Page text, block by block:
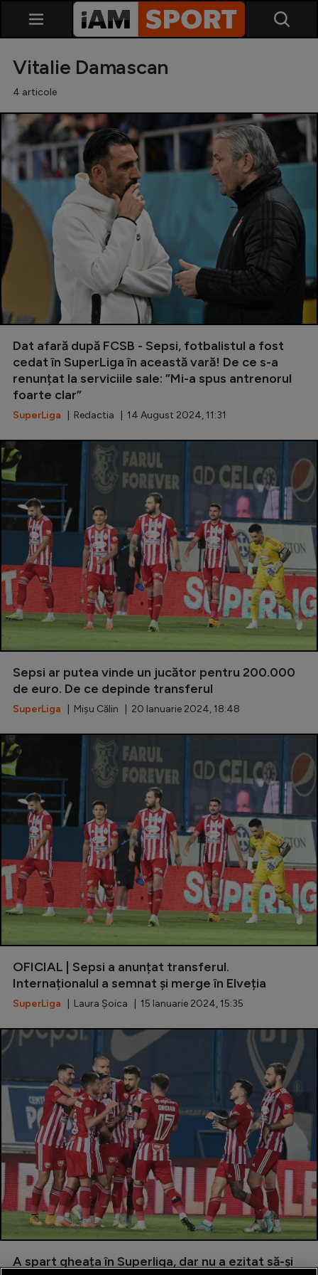
SuperLiga
Liga 2
Cupa României
Echipa Națională
U21
Fotbal feminin
Special
Diverse
Clasamente
Champions League
Europa League
Conference League
CM 2026
Premier League
LaLiga
Bundesliga
Ligue 1
Campionate
Starurile fotbalului
EURO 2024
Stranieri
Clasamente
Tenis
Handbal
Natație
Formula 1
Rugby
Ciclism
Alte sporturi
JO 2024
JO 2026
Vitalie Damascan
4 articole
Dat afară după FCSB - Sepsi, fotbalistul a fost
cedat în SuperLiga în această vară! De ce s-a
renunțat la serviciile sale: ”Mi-a spus antrenorul
foarte clar”
SuperLiga | Redactia | 14 August 2024, 11:31
Sepsi ar putea vinde un jucător pentru 200.000
de euro. De ce depinde transferul
SuperLiga | Mișu Călin | 20 Ianuarie 2024, 18:48
OFICIAL | Sepsi a anunțat transferul.
Internaționalul a semnat și merge în Elveția
SuperLiga | Laura Șoica | 15 Ianuarie 2024, 15:35
A spart gheața în Superliga, dar nu a ezitat să-și